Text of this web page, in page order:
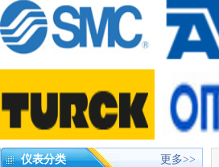
仪表分类 更多>>